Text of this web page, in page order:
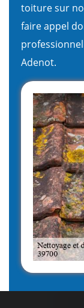
toiture sur
faire appel
Adenot.